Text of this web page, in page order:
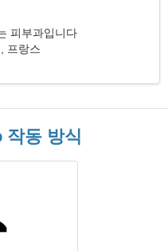
피부과입니다
프랑스
동 방식